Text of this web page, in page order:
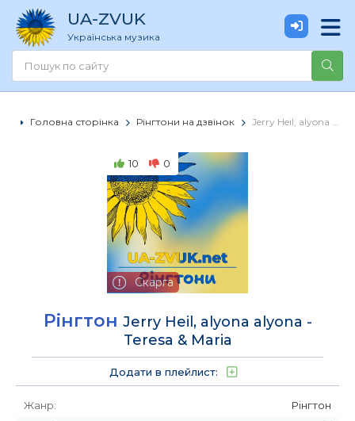
UA-ZVUK
Українська музика
Головна сторінка Рінгтони на дзвінок Jerry Heil, alyona alyona - Teresa & Maria
10 0
Скарга
Рінгтон Jerry Heil, alyona alyona -
Teresa & Maria
Додати в плейлист:
Жанр:
Рінгтон